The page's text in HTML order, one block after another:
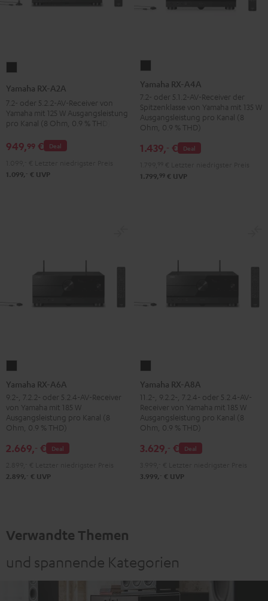
RX-
Schwarz
Yamaha RX-A2A
7.2- oder 5.2.2-AV-Receiver von
Yamaha mit 125 W Ausgangsleistung
pro Kanal (8 Ohm, 0.9 % THD)
Deal
949,99 €
1.099, ‐ € UVP
RX-
A4A
Schwarz
Yamaha RX-A4A
7.2- oder 5.1.2-AV-Receiver der
Spitzenklasse von Yamaha mit 135 W
Ausgangsleistung pro Kanal (8
Ohm, 0.9 % THD)
Deal
1.439,‐ €
1.799, 99 € UVP
RX-
A6A
Schwarz
Yamaha RX-A6A
9.2-, 7.2.2- oder 5.2.4-AV-Receiver
von Yamaha mit 185 W
Ausgangsleistung pro Kanal (8
Ohm, 0.9 % THD)
Deal
2.669,‐ €
2.899, ‐ € UVP
RX-
A8A
Schwarz
Yamaha RX-A8A
11.2-, 9.2.2-, 7.2.4- oder 5.2.4-AV-
Receiver von Yamaha mit 185 W
Ausgangsleistung pro Kanal (8
Ohm, 0.9 % THD)
Deal
3.629,‐ €
3.999, ‐ € UVP
Verwandte Themen
und spannende Kategorien